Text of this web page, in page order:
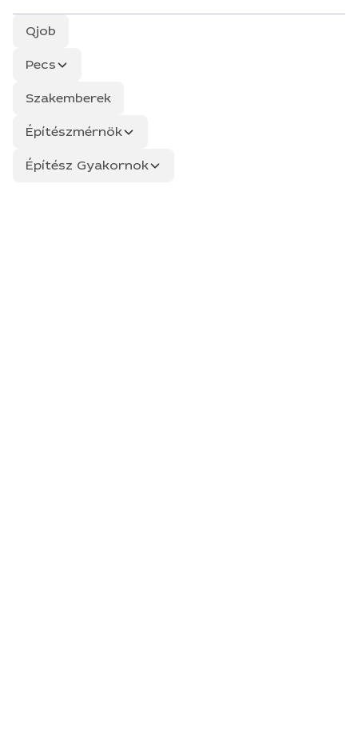
Qjob
Pecs
Szakemberek
Építészmérnök
Építész Gyakornok